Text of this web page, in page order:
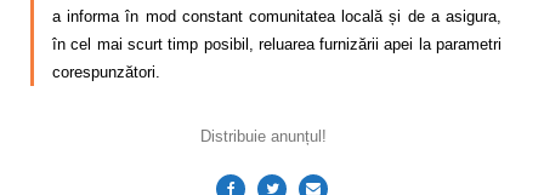
a informa în mod constant comunitatea locală și de a asigura,
în cel mai scurt timp posibil, reluarea furnizării apei la parametri
corespunzători.
Distribuie anunțul!